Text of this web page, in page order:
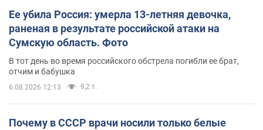
Ее убила Россия: умерла 13-летняя девочка,
раненая в результате российской атаки на
Сумскую область. Фото
В тот день во время российского обстрела погибли ее брат,
отчим и бабушка
6.08.2026 12:13 9,2 т.
Почему в СССР врачи носили только белые